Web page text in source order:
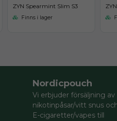
ZYN Spearmint Slim S3
Finns i lager
Nordicpouch
Vi erbjuder försäljning av
nikotinpåsar/vitt snus
E-cigaretter/vapes till